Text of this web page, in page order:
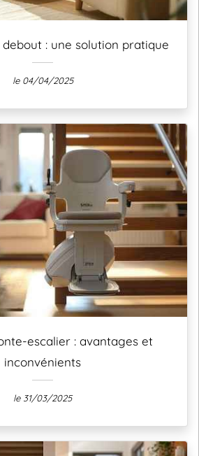
: une solution pratique
le 04/04/2025
escalier : avantages et
inconvénients
le 31/03/2025